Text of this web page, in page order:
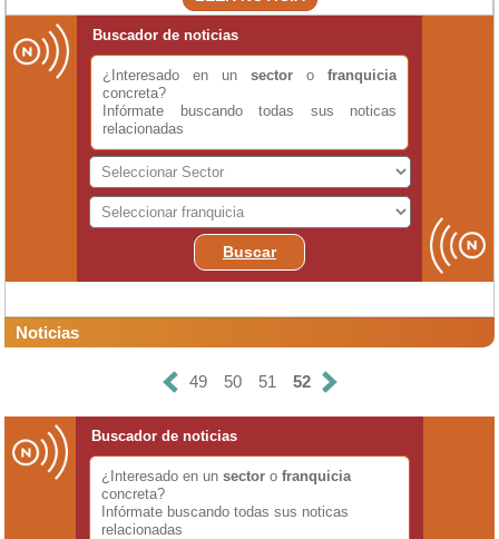
Buscador de noticias
¿Interesado en un sector o franquicia
concreta?
Infórmate buscando todas sus noticas
relacionadas
Buscar
Noticias
49 50 51 52
Buscador de noticias
¿Interesado en un sector o franquicia
concreta?
Infórmate buscando todas sus noticas
relacionadas